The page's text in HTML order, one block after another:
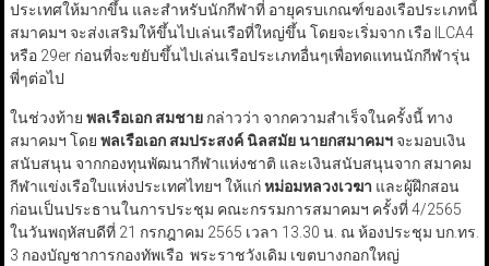
ประเทศให้มากขึ้น และสำหรับนักกีฬาที่ อายุครบเกณฑ์ของเรือประเภทนี้
สมาคมฯ จะส่งเสริมให้ขึ้นไปเล่นเรือที่ใหญ่ขึ้น โดยจะเริ่มจาก เรือ ILCA4
หรือ 29er ก่อนที่จะขยับขึ้นไปเล่นเรือประเภทอื่นๆเพื่อทดแทนนักกีฬารุ่น
พี่ๆต่อไป
ในช่วงท้าย พลเรือเอก สมชายกล่าวว่า จากความสำเร็จในครั้งนี้ ทาง
สมาคมฯ โดย พลเรือเอก สมประสงค์ นิลสมัย นายกสมาคมฯจะมอบเงิน
สนับสนุน จากกองทุนพัฒนากีฬาแห่งชาติ และเงินสนับสนุนจาก สมาคม
กีฬาแข่งเรือใบแห่งประเทศไทยฯ ให้แก่หม่อมหลวงเวฆา และผู้ฝึกสอน
ก่อนเป็นประธานในการประชุม คณะกรรมการสมาคมฯ ครั้งที่ 4/2565
ในวันพฤหัสบดีที่ 21 กรกฎาคม 2565 เวลา 13.30 น. ณ ห้องประชุม บก.ทร.
3 กองบัญชาการกองทัพเรือ พระราชวังเดิม เขตบางกอกใหญ่